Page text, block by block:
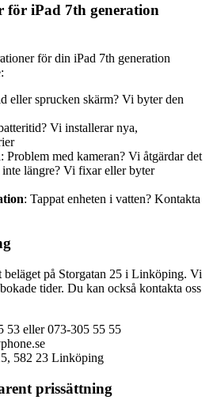
för iPad 7th generation
för din iPad 7th generation
eller sprucken skärm? Vi byter den
Vi installerar nya,
: Problem med kameran? Vi åtgärdar det
inte längre? Vi fixar eller byter
: Tappat enheten i vatten? Kontakta
beläget på Storgatan 25 i Linköping. Vi
tider. Du kan också kontakta oss
53 eller 073-305 55 55
582 23 Linköping
prissättning